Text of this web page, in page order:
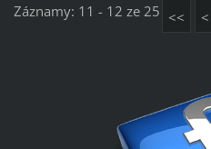
Záznamy: 11 - 12 ze 25 << <